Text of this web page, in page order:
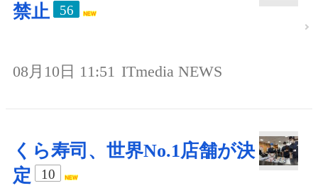
禁止
56
08月10日 11:51 ITmedia NEWS
くら寿司、世界No.1店舗が決
定
10